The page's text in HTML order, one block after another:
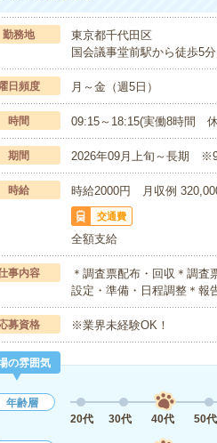
勤務地
東京都千代田区
国会議事堂前駅から徒歩5
日頻度 月～金（週5日）
時間 09:15～18:15(実働8時間
期間 2026年09月上旬～長期 ※9
時給 時給2000円 月収例
交通費
全額支給
事内容
＊調査票配布・回収＊調
設定・準備・日程調整＊
募資格 ※業界未経験OK！
の雰囲気
年齢層
20代
30代 40代 50代